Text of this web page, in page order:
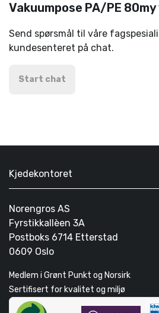
Vakuumpose PA/PE
Send spørsmål til våre
kundesenteret på chat.
Start chat
Kjedekontoret
Norengros AS
Fyrstikkallèen 3A
Postboks 6714 Etterstad
0609 Oslo
Medlem i Grønt Punkt og Norsirk
Sertifisert for kvalitet og miljø